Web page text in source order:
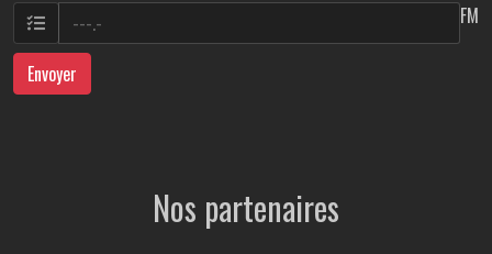
FM
Envoyer
Nos partenaires